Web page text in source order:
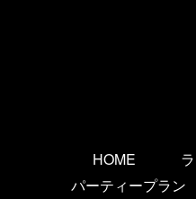
HOME
パーティープラン